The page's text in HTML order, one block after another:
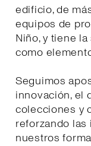
edificio, de
equipos de
Niño, y tiene
como
Seguimos
innovación, el
colecciones y
reforzando
nuestros